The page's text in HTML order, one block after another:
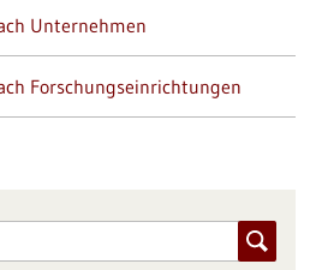
Unternehmen
Forschungseinrichtungen